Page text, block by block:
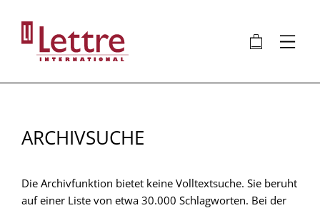
Inhalt
🛍 ⋮
ARCHIVSUCHE
Die Archivfunktion bietet keine Volltextsuche. Sie beruht
auf einer Liste von etwa 30.000 Schlagworten. Bei der